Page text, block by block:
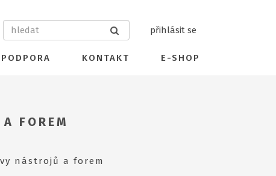
přihlásit se
PODPORA KONTAKT E-SHOP
FOREM
nástrojů a forem